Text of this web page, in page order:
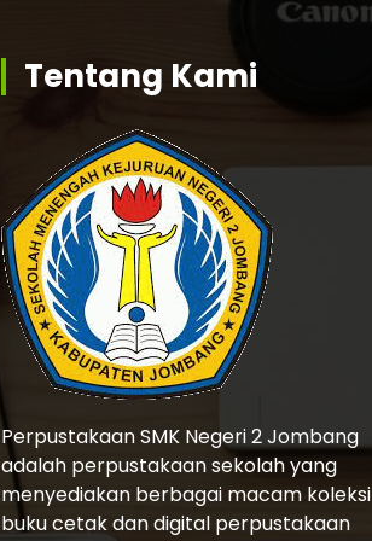
Tentang Kami
Perpustakaan SMK Negeri 2 Jombang
adalah perpustakaan sekolah yang
menyediakan berbagai macam koleksi
buku cetak dan digital perpustakaan